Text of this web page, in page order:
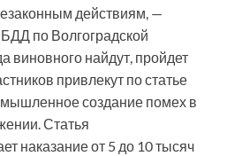
действиям, —
по Волгоградской
виновного найдут, пройдет
привлекут по статье
создание помех в
Статья
наказание от 5 до 10 тысяч